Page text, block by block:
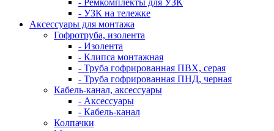
- Ремкомплекты для УЗК
- УЗК на тележке
Аксессуары для монтажа
Гофротруба, изолента
- Изолента
- Клипса монтажная
- Труба гофрированная ПВХ, серая
- Труба гофрированная ПНД, черная
Кабель-канал, аксессуары
- Аксессуары
- Кабель-канал
Колпачки